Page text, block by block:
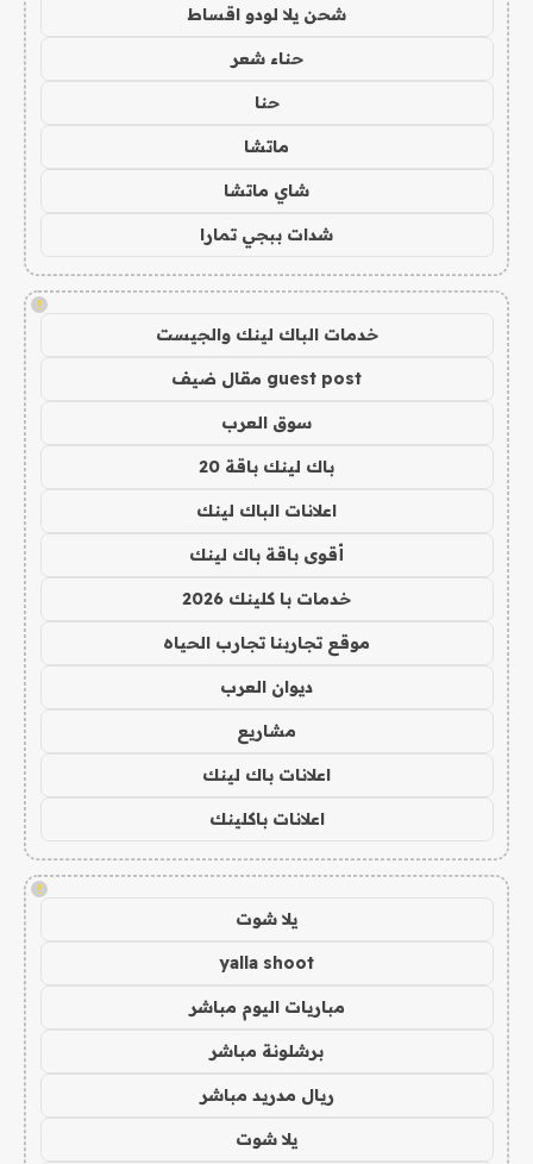
شحن يلا لودو اقساط
حناء شعر
حنا
ماتشا
شاي ماتشا
شدات ببجي تمارا
!
خدمات الباك لينك والجيست
guest post مقال ضيف
سوق العرب
باك لينك باقة 20
اعلانات الباك لينك
أقوى باقة باك لينك
خدمات با كلينك 2026
موقع تجاربنا تجارب الحياه
ديوان العرب
مشاريع
اعلانات باك لينك
اعلانات باكلينك
!
يلا شوت
yalla shoot
مباريات اليوم مباشر
برشلونة مباشر
ريال مدريد مباشر
يلا شوت